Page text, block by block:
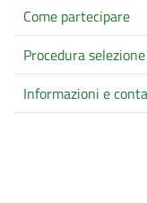
Come partecipare
Procedura selezione
Informazioni e